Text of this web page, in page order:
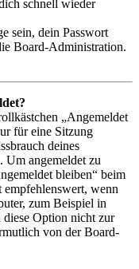
schnell wieder
sein, dein Passwort
Board-Administration.
„Angemeldet
für eine Sitzung
deines
Um angemeldet zu
bleiben“ beim
wenn
zum Beispiel in
diese Option nicht zur
von der Board-